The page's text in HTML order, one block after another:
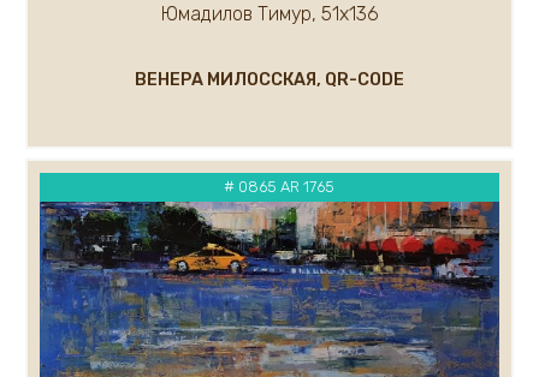
Юмадилов Тимур, 51х136
ВЕНЕРА МИЛОССКАЯ, QR-CODE
# 0865 AR 1765